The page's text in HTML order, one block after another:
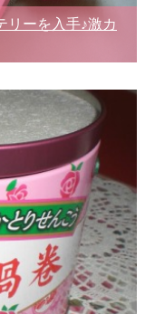
リーを入手♪激カ